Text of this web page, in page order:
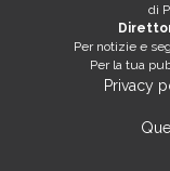
di
Per notizie e
Per la tua
Privacy